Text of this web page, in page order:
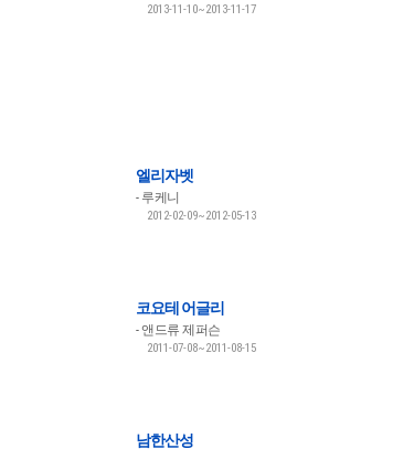
2013-11-10~2013-11-17
엘리자벳
루케니
2012-02-09~2012-05-13
코요테 어글리
앤드류 제퍼슨
2011-07-08~2011-08-15
남한산성